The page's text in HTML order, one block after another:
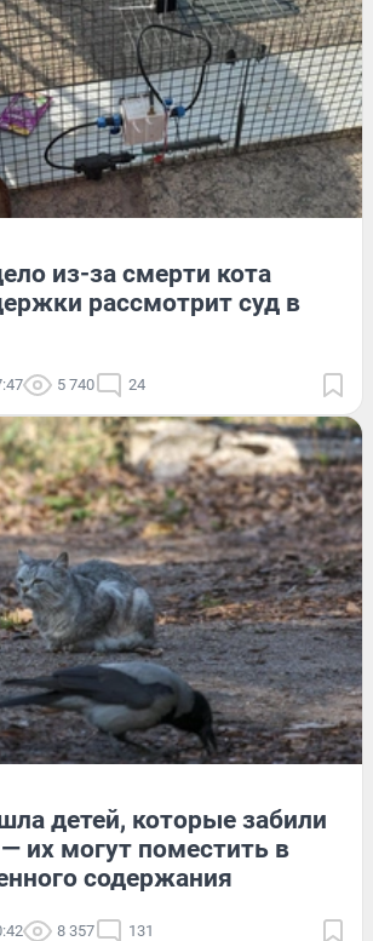
из-за смерти кота
рассмотрит суд в
5 740 24
детей, которые забили
их могут поместить в
содержания
8 357 131